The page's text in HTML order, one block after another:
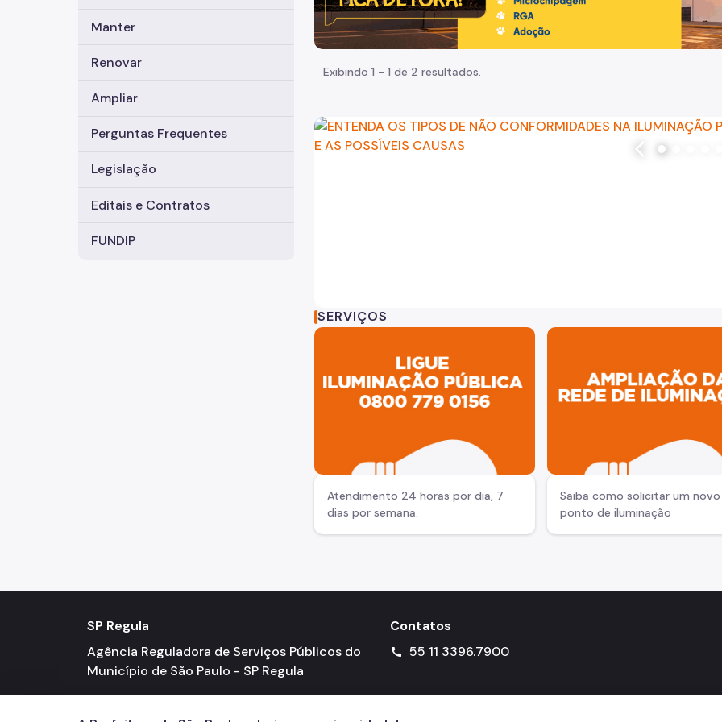
Manter
Renovar
Ampliar
Perguntas Frequentes
Legislação
Editais e Contratos
FUNDIP
Exibindo 1 - 1 de 2 resultados.
Mais de 80 vias do Centro são modernizadas com iluminação de LED. Fotos do centroENTENDA OS TIPOS DE NÃO
arrow_back_ios
SERVIÇOS
Atendimento 24 horas por dia, 7
dias por semana.
Saiba como solicitar um novo
ponto de iluminação
SP Regula
Agência Reguladora de Serviços Públicos do
Município de São Paulo - SP Regula
Contatos
call 55 11 3396.7900